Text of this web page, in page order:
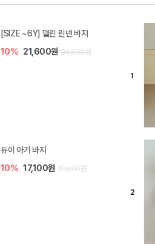
[SIZE ~6Y] 델린 린넨 바지
10% 21,600원 24,000원
듀이 아기 바지
10% 17,100원 19,000원